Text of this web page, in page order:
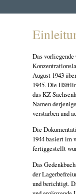
Das vorliegende
August 1943
1945. Die
das KZ
Namen
verstarben und
Die
1944 basiert im
fertiggestellt
Das
der
und berichtigt.